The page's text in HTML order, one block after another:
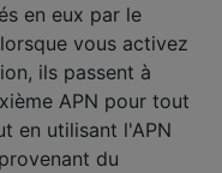
en eux par le
vous activez
ils passent à
APN pour tout
en utilisant l'APN
du